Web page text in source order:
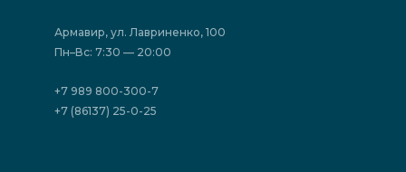
Акции
Государственные программы
Юридическим лицам
Армавир, ул. Лавриненко, 100
Пн–Вс: 7:30 — 20:00
+7 989 800-300-7
+7 (86137) 25-0-25